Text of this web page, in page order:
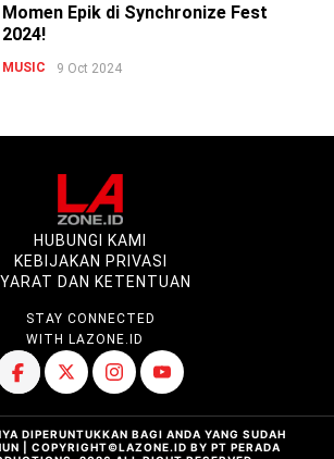
Momen Epik di Synchronize Fest
2024!
MUSIC 9 Oct 2024
HUBUNGI KAMI
KEBIJAKAN PRIVASI
DAN KETENTUAN
STAY CONNECTED
WITH LAZONE.ID
DIPERUNTUKKAN BAGI ANDA YANG SUDAH
| COPYRIGHT©LAZONE.ID BY PT PERADA